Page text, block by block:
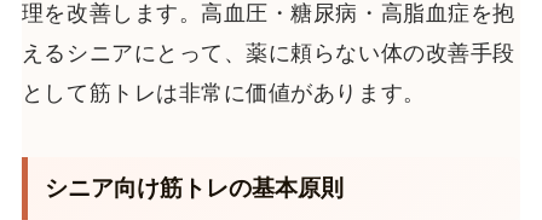
理を改善します。高血圧・糖尿病・高脂血症を抱
えるシニアにとって、薬に頼らない体の改善手段
として筋トレは非常に価値があります。
シニア向け筋トレの基本原則